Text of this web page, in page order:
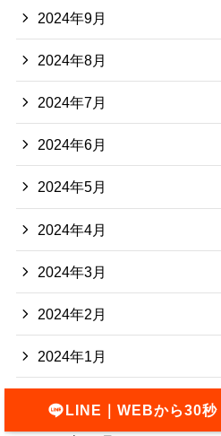
2024年9月
2024年8月
2024年7月
2024年6月
2024年5月
2024年4月
2024年3月
2024年2月
2024年1月
LINE｜WEBから30秒